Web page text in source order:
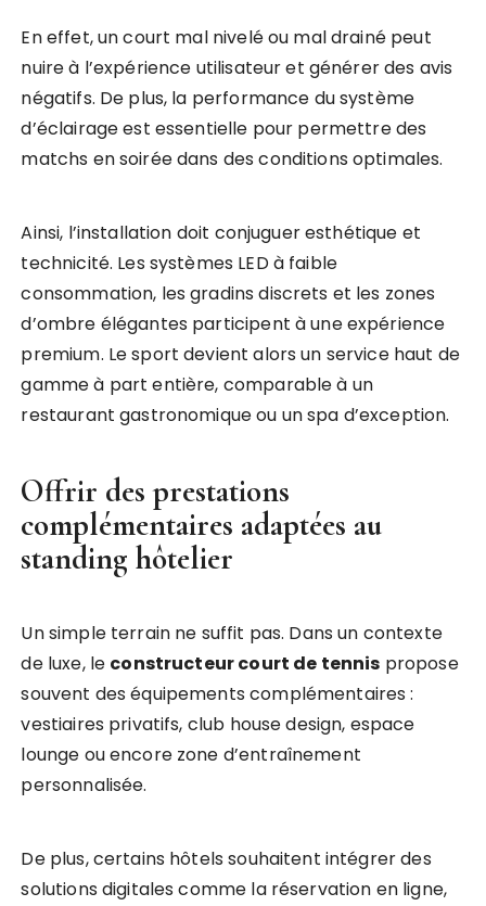
En effet, un court mal nivelé ou mal drainé peut
nuire à l’expérience utilisateur et générer des avis
négatifs. De plus, la performance du système
d’éclairage est essentielle pour permettre des
matchs en soirée dans des conditions optimales.
Ainsi, l’installation doit conjuguer esthétique et
technicité. Les systèmes LED à faible
consommation, les gradins discrets et les zones
d’ombre élégantes participent à une expérience
premium. Le sport devient alors un service haut de
gamme à part entière, comparable à un
restaurant gastronomique ou un spa d’exception.
Offrir des prestations
complémentaires adaptées au
standing hôtelier
Un simple terrain ne suffit pas. Dans un contexte
de luxe, le constructeur court de tennis propose
souvent des équipements complémentaires :
vestiaires privatifs, club house design, espace
lounge ou encore zone d’entraînement
personnalisée.
De plus, certains hôtels souhaitent intégrer des
solutions digitales comme la réservation en ligne,